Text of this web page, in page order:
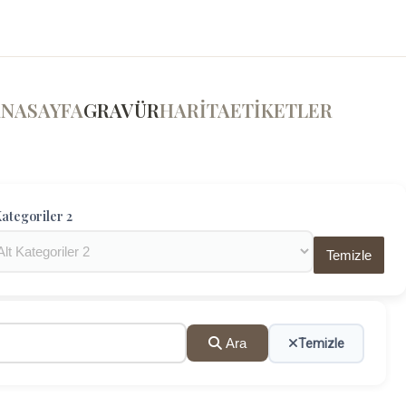
GRAVÜRHARİTAETİKETLER
2
Temizle
Ara Temizle